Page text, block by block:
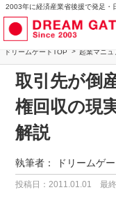
2003年に経済産業省後援で発足・
ドリームゲートTOP 起業マニュ
取引先が倒
権回収の現
解説
執筆者： ドリームゲ
投稿日：2011.01.01 最終